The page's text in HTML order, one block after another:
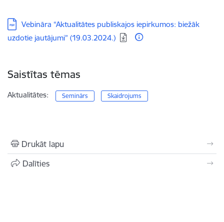
Lejupielādēt:
Vebināra “Aktualitātes publiskajos iepirkumos: biežāk
uzdotie jautājumi” (19.03.2024.)
Saistītas tēmas
Aktualitātes: Seminārs Skaidrojums
Drukāt lapu
Dalīties